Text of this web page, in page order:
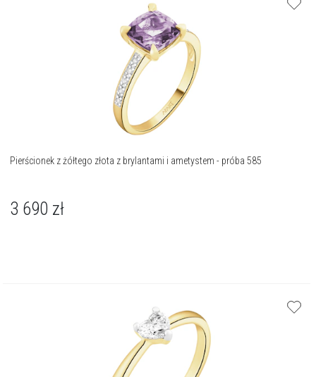
Pierścionek z żółtego złota z brylantami i ametystem - próba 585
3 690 zł